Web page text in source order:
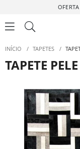
INÍCIO / TAPETES /
TAPETE